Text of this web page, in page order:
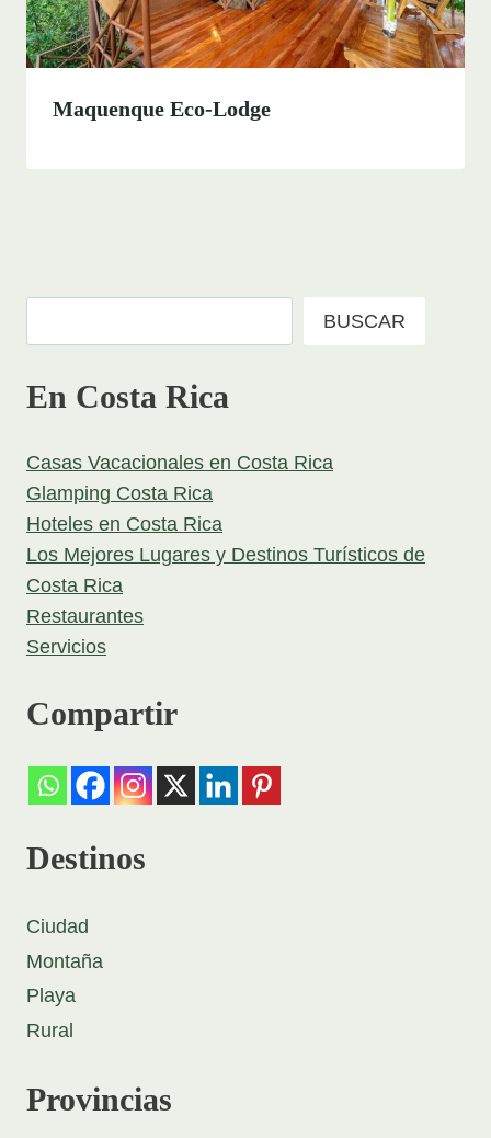
Maquenque Eco-Lodge
BUSCAR
En Costa Rica
Casas Vacacionales en Costa Rica
Glamping Costa Rica
Hoteles en Costa Rica
Los Mejores Lugares y Destinos Turísticos de
Costa Rica
Restaurantes
Servicios
Compartir
Destinos
Ciudad
Montaña
Playa
Rural
Provincias